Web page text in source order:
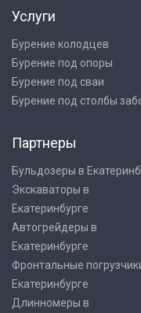
Услуги
Бурение колодцев
Бурение под опоры
Бурение под сваи
Бурение под столбы
Партнеры
Бульдозеры в
Экскаваторы в
Екатеринбурге
Автогрейдеры в
Екатеринбурге
Фронтальные
Екатеринбурге
Длинномеры в